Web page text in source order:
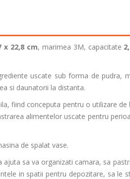
x 22,8 cm, marimea 3M, capacitate
uscate sub forma de pudra,
si daunatorii la distanta.
fiind conceputa pentru o utilizare
alimentelor uscate pentru
de spalat vase.
sa va organizati camara, sa
in spatii pentru depozitare, sa le